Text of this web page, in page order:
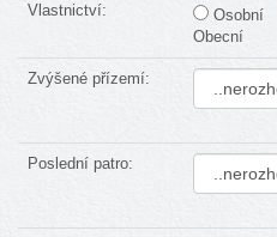
Vlastnictví: Osobní
Obecní
Zvýšené přízemí:
Poslední patro: